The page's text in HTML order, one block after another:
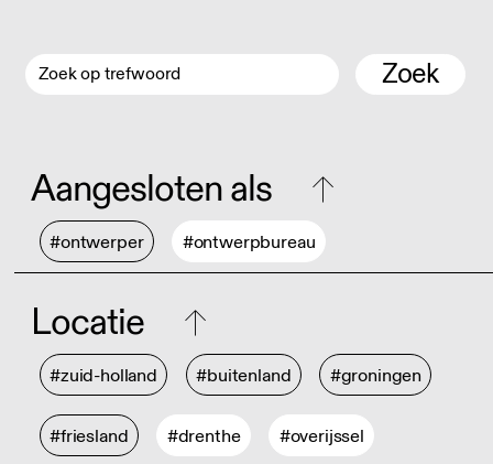
Zoek
Aangesloten als
#ontwerper #ontwerpbureau
Locatie
#zuid-holland #buitenland #groningen
#friesland #drenthe #overijssel